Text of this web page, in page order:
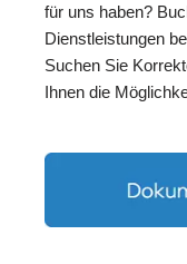
für uns haben?
Dienstleistungen
Suchen Sie
Ihnen die